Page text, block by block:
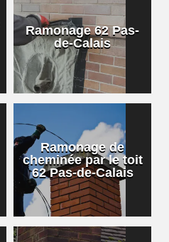
Ramonage 62 Pas-
de-Calais
Ramonage de
cheminée par le toit
62 Pas-de-Calais